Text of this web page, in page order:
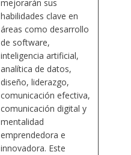
mejorarán sus
habilidades clave en
áreas como desarrollo
de software,
inteligencia artificial,
analítica de datos,
diseño, liderazgo,
comunicación efectiva,
comunicación digital y
mentalidad
emprendedora e
innovadora. Este